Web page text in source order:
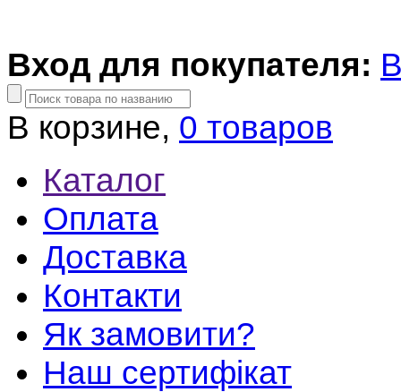
Вход для покупателя:
В корзине, 0 товаров
Каталог
Оплата
Доставка
Контакти
Як замовити?
Наш сертифікат